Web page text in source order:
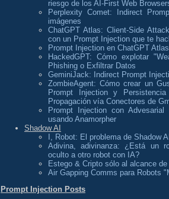
riesgo de los AI-First Web
Perplexity Comet: Indirect
imágenes
ChatGPT Atlas: Client-Side
con un Prompt Injection que te
Prompt Injection en ChatGPT
HackedGPT: Cómo explotar
Phishing o Exfiltrar Datos
GeminiJack: Indirect Prompt
ZombieAgent: Cómo crear un
Prompt Injection y
Propagación vía Conectores de
Prompt Injection con
usando Anamorpher
Shadow AI
I, Robot: El problema de Shadow
Adivina, adivinanza: ¿Está un
oculto a otro robot con IA?
Estego & Cripto sólo al alcance de
Air Gapping Comms para Robots
Prompt Injection Posts